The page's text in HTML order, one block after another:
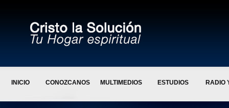
INICIO CONOZCANOS MULTIMEDIOS ESTUDIOS RADIO